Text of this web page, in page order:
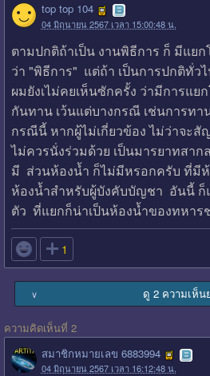
top top 104
04 มิถุนายน 2567 เวลา 15:00:48 น.
ตามปกติถ้าเป็น งานพิธีการ ก็ มีแย
ว่า "พิธีการ" แต่ถ้า เป็นการปกติทั่ว
ผมยังเไม่คยเห็นซักครั้ง ว่ามีการแ
กันทาน เว้นแต่บางกรณี เช่นการทา
กรณีนี้ หากผู้ไม่เกี่ยวข้อง ไม่ว่าจะ
ไม่ควรนั่งร่วมด้วย เป็นมารยาทสา
มี ส่วนห้องน้ำ ก็ไม่มีหรอกครับ ที่มี
ห้องน้ำสำหรับผู้บังคับบัญชา อันนี้ ก็
ตัว ที่แยกก็น่าเป็นห้องน้ำของทหา
 1
∨ ดู 2 ความเห็น
ความคิดเห็นที่ 2
สมาชิกหมายเลข 6883994
04 มิถุนายน 2567 เวลา 16:12:48 น.